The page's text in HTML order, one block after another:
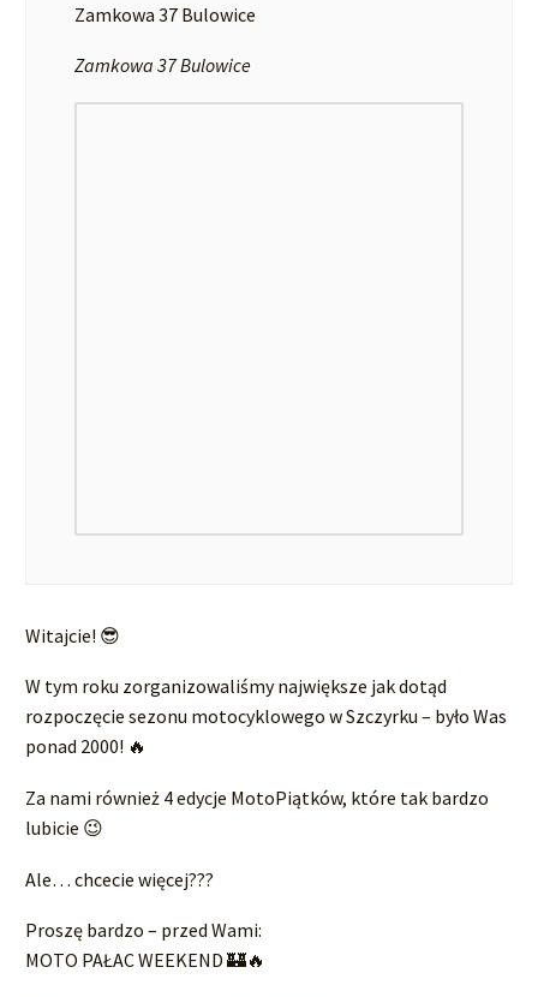
Zamkowa 37 Bulowice
Zamkowa 37 Bulowice
Witajcie! 😎
W tym roku zorganizowaliśmy największe jak dotąd
rozpoczęcie sezonu motocyklowego w Szczyrku – było Was
ponad 2000! 🔥
Za nami również 4 edycje MotoPiątków, które tak bardzo
lubicie 😉
Ale… chcecie więcej???
Proszę bardzo – przed Wami:
MOTO PAŁAC WEEKEND 🏰🔥